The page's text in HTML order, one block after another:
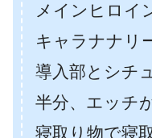
メインヒロイ
キャラナナリ
導入部とシチ
半分、エッチ
寝取り物で寝